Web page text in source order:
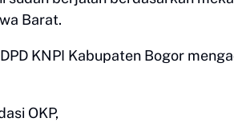
Barat.
KNPI Kabupaten Bogor
OKP,